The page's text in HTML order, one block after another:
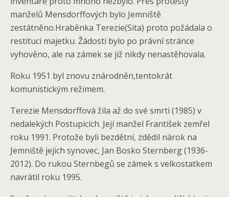
manželů Mensdorffových bylo Jemniště
zestátněno.Hraběnka Terezie(Sita) proto požádala o
restituci majetku. Žádosti bylo po právní stránce
vyhověno, ale na zámek se již nikdy nenastěhovala.
Roku 1951 byl znovu znárodněn,tentokrát
komunistickým režimem.
Terezie Mensdorffová žila až do své smrti (1985) v
nedalekých Postupicích. Její manžel František zemřel
roku 1991. Protože byli bezdětní, zdědil nárok na
Jemniště jejich synovec, Jan Bosko Sternberg (1936-
2012). Do rukou Sternbegů se zámek s velkostatkem
navrátil roku 1995.